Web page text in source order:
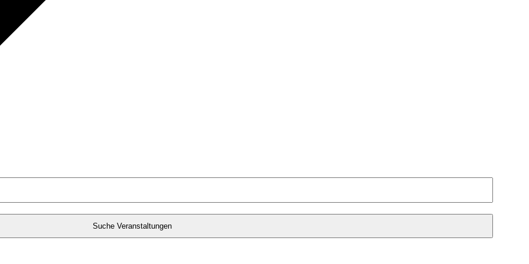
Suche Veranstaltungen